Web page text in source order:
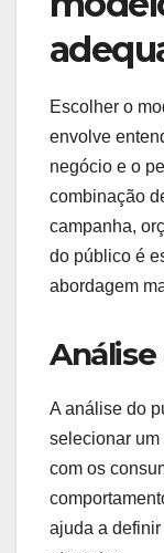
Como
Escolher o
negócio e o
combinação
campanha,
do público é
abordagem
Análise